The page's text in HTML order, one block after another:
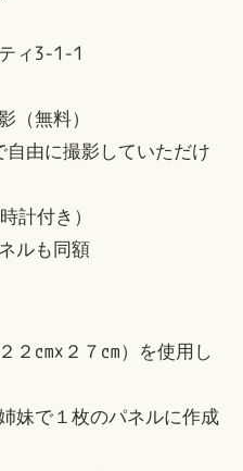
ィ3-1-1
無料）
に撮影していただけ
計付き）
も同額
２cm×２７cm）を使用し
妹で１枚のパネルに作成